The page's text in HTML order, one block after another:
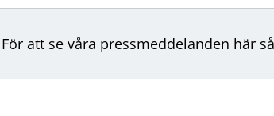
att se våra pressmeddelanden här så